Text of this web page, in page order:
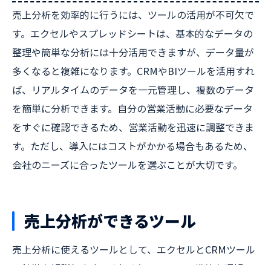
売上分析を効率的に行うには、ツールの活用が不可欠で
す。エクセルやスプレッドシートは、基本的なデータの
整理や簡単な分析には十分活用できますが、データ量が
多くなると複雑になります。CRMやBIツールを活用すれ
ば、リアルタイムのデータを一元管理し、複数のデータ
を簡単に分析できます。自分の営業活動に必要なデータ
をすぐに確認できるため、営業活動を迅速に調整できま
す。ただし、導入にはコストがかかる場合もあるため、
会社のニーズに合ったツールを選ぶことが大切です。
売上分析ができるツール
売上分析に使えるツールとして、エクセルとCRMツール